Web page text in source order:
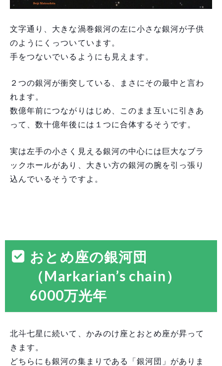
文字通り、大きな渦巻銀河の左に小さな銀河が子供
のようにくっついています。
手をつないでいるようにも見えます。
２つの銀河が衝突している、まさにその最中と言わ
れます。
数億年前につながりはじめ、このまま互いに引きあ
って、数十億年後には１つに合体するそうです。
実は左手の小さく見える銀河の中心には巨大なブラ
ックホールがあり、大きい方の銀河の腕を引っ張り
込んでいるそうですよ。
おとめ座の銀河団
（Markarian’s chain）
6000万光年
北斗七星に続いて、かみのけ座とおとめ座が昇って
きます。
どちらにも銀河の集まりである「銀河団」がありま